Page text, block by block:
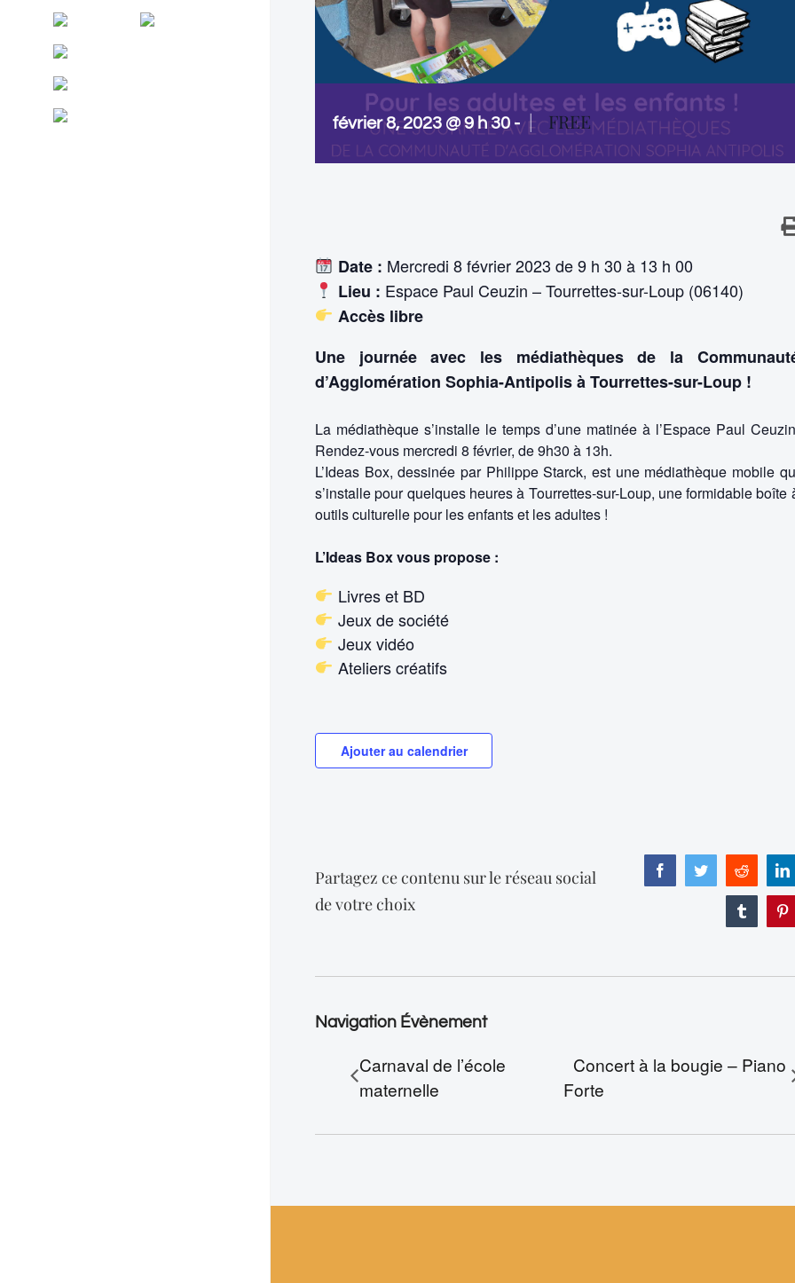
Facebook Instagram
ENVINET
RRS
RSS
février 8, 2023 @ 9 h 30 - | FREE
Date : Mercredi 8 février 2023 de 9 h 30 à 13 h 00
Lieu : Espace Paul Ceuzin – Tourrettes-sur-Loup (06140)
Accès libre
Une journée avec les médiathèques de la
d’Agglomération Sophia-Antipolis à Tourrettes-sur-Loup !
La médiathèque s’installe le temps d’une matinée à l’Espace Paul
Rendez-vous mercredi 8 février, de 9h30 à 13h.
L’Ideas Box, dessinée par Philippe Starck, est une médiathèque mobile
s’installe pour quelques heures à Tourrettes-sur-Loup, une formidable boîte
outils culturelle pour les enfants et les adultes !
L’Ideas Box vous propose :
Livres et BD
Jeux de société
Jeux vidéo
Ateliers créatifs
Ajouter au calendrier
Partagez ce contenu sur le réseau social
de votre choix
FacebookTwitterReddit
Tumblr
Navigation Évènement
Carnaval de l’école
maternelle
Concert à la bougie – Piano
Forte